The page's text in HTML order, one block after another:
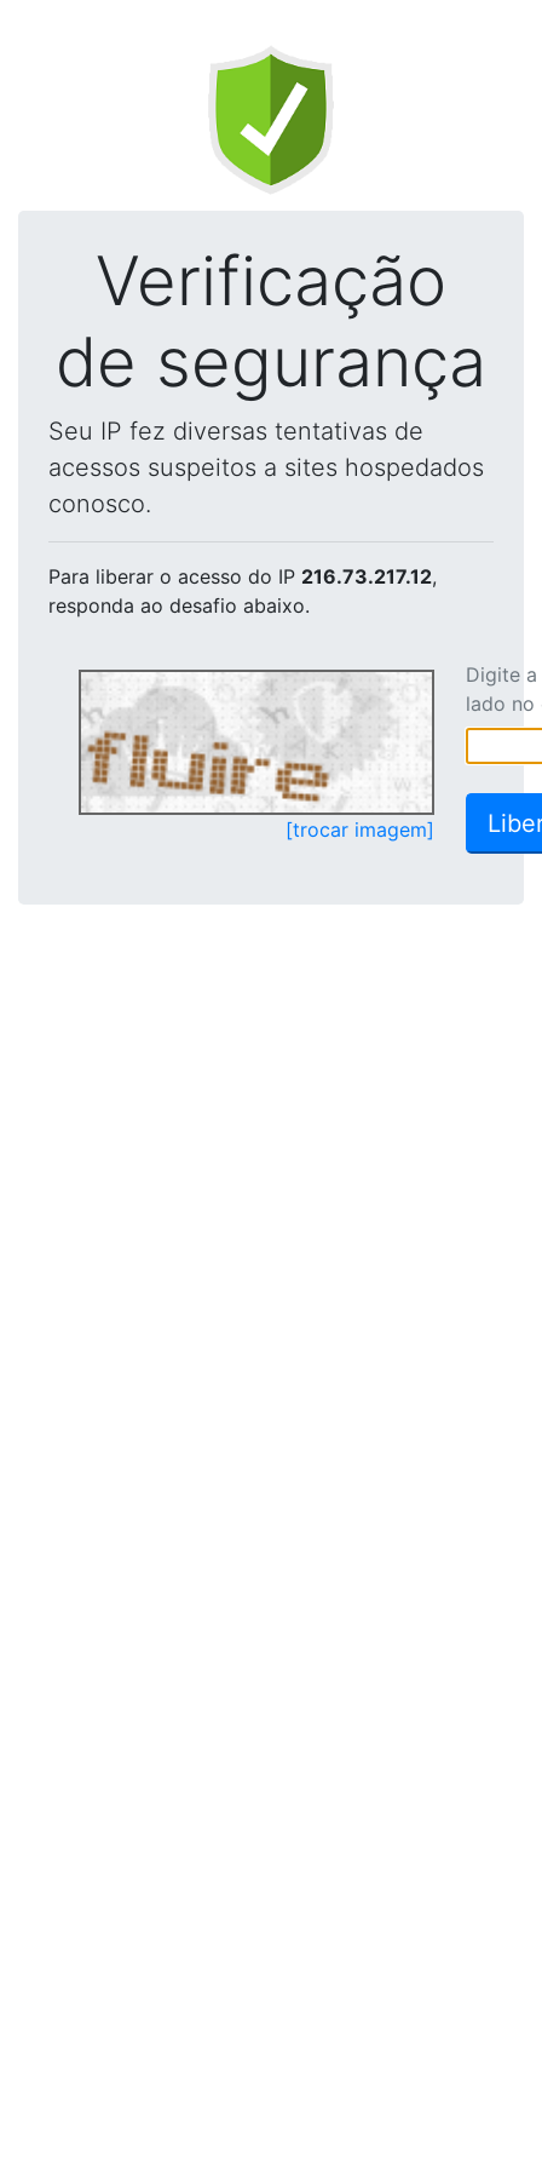
Verificação
de segurança
Seu IP fez diversas tentativas de
acessos suspeitos a sites hospedados
conosco.
Para liberar o acesso do IP 216.73.217.12,
responda ao desafio abaixo.
[trocar imagem]
Digite
lado no